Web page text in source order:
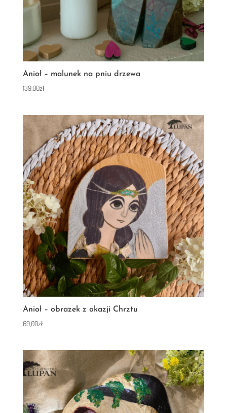
Anioł – malunek na pniu drzewa
139,00zł
Anioł – obrazek z okazji Chrztu
69,00zł